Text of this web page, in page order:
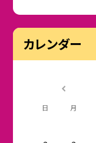
カレンダー
日 月